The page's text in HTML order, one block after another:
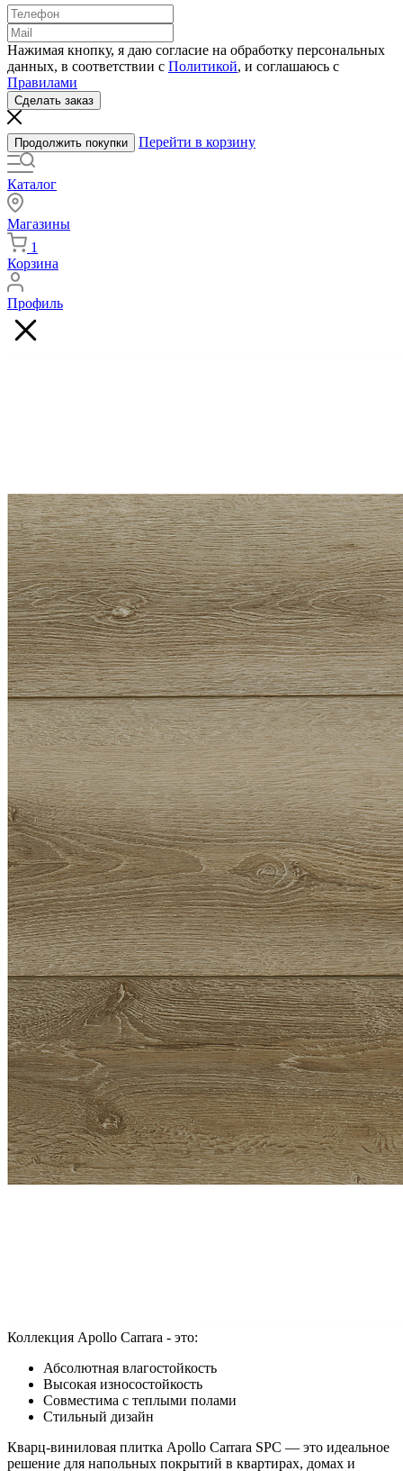
Нажимая кнопку, я даю согласие на обработку персональных
данных, в соответствии с Политикой, и соглашаюсь с
Правилами
Сделать заказ
Продолжить покупки Перейти в корзину
Каталог
Магазины
1
Корзина
Профиль
Коллекция Apollo Carrara - это:
Абсолютная влагостойкость
Высокая износостойкость
Совместима с теплыми полами
Стильный дизайн
Кварц-виниловая плитка Apollo Carrara SPC — это идеальное
решение для напольных покрытий в квартирах, домах и